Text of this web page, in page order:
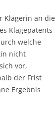
Klägerin an die
Klagepatents
welche
nicht
vor,
der Frist
Ergebnis